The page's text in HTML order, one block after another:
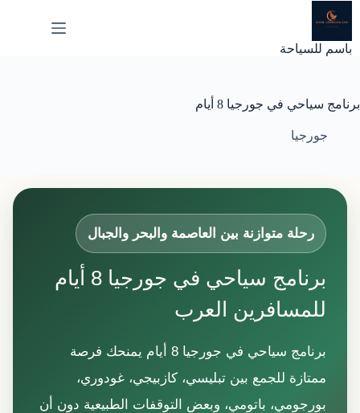
إلى
باسم للسياحة
برنامج سياحي في جورجيا 8 أيام
جورجيا
رحلة متوازنة بين العاصمة والبحر والجبال
برنامج سياحي في جورجيا 8 أيام
للمسافرين العرب
برنامج سياحي في جورجيا 8 أيام يمنحك فرصة
ممتازة للجمع بين تبليسي، كازبيجي، غودوري،
بورجومي، باتومي، وبعض التوقفات الطبيعية دون أن